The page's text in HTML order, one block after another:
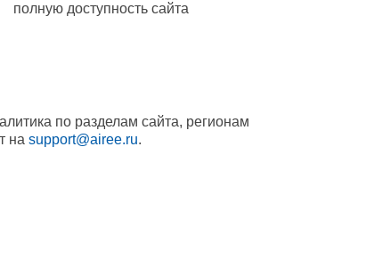
полную доступность сайта
по разделам сайта, регионам
на support@airee.ru.